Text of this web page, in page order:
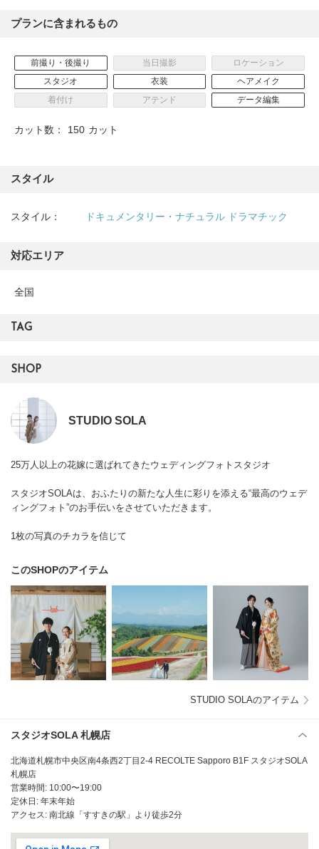
プランに含まれるもの
前撮り・後撮り 当日撮影
ロケーション
スタジオ
衣装
ヘアメイク
着付け
アテンド データ編集
カット数： 150 カット
スタイル
スタイル： ドキュメンタリー・ナチュラル ドラマチック
対応エリア
全国
TAG
SHOP
STUDIO SOLA
25万人以上の花嫁に選ばれてきたウェディングフォトスタジオ
スタジオSOLAは、おふたりの新たな人生に彩りを添える“最高のウェデ
ィングフォト”のお手伝いをさせていただきます。
1枚の写真のチカラを信じて
このSHOPのアイテム
STUDIO SOLAのアイテム
スタジオSOLA 札幌店
北海道札幌市中央区南4条西2丁目2-4 RECOLTE Sapporo B1F スタジオSOLA
札幌店
営業時間: 10:00〜19:00
定休日: 年末年始
アクセス: 南北線「すすきの駅」より徒歩2分